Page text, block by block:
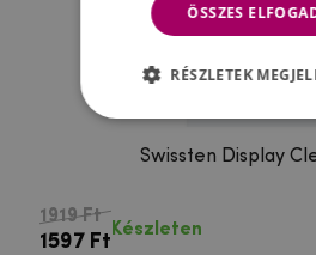
Swissten Display
1919 Ft
1597 Ft
Készleten
ÖSSZES
RÉSZLETEK